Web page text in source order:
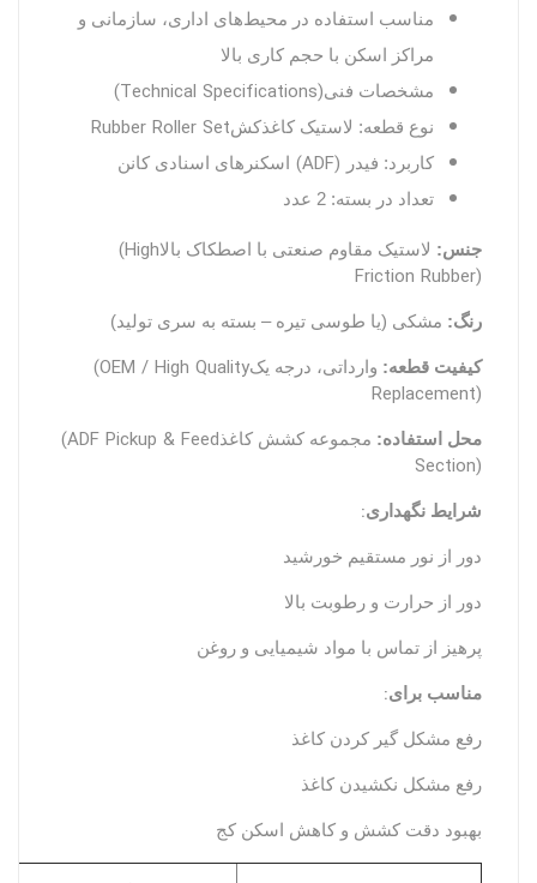
مناسب استفاده در محیط‌های اداری، سازمانی و
مراکز اسکن با حجم کاری بالا
مشخصات فنی(Technical Specifications)
نوع قطعه: لاستیک کاغذکشRubber Roller Set
کاربرد: فیدر (ADF) اسکنرهای اسنادی کانن
تعداد در بسته: 2
عدد
جنس: لاستیک مقاوم صنعتی با اصطکاک بالا(High
Friction Rubber)
رنگ: مشکی (یا طوسی تیره – بسته به سری تولید)
کیفیت قطعه: وارداتی، درجه یک(OEM / High Quality
Replacement)
محل استفاده: مجموعه کشش کاغذ(ADF Pickup & Feed
Section)
شرایط نگهداری:
دور از نور مستقیم خورشید
دور از حرارت و رطوبت بالا
پرهیز از تماس با مواد شیمیایی و روغن
مناسب برای:
رفع مشکل گیر کردن کاغذ
رفع مشکل نکشیدن کاغذ
بهبود دقت کشش و کاهش اسکن کج